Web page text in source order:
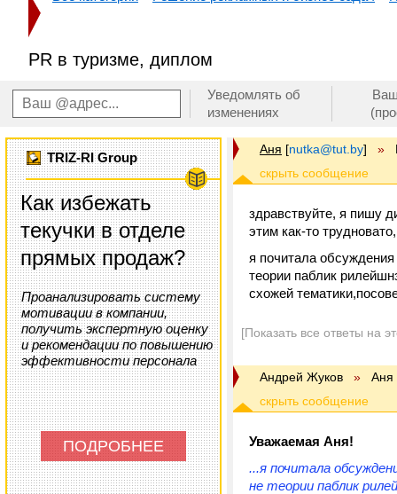
PR в туризме, диплом
Уведомлять об
изменениях
TRIZ-RI Group
Как избежать
текучки в отделе
прямых продаж?
Проанализировать систему
мотивации в компании,
получить экспертную оценку
и рекомендации по повышению
эффективности персонала
ПОДРОБНЕЕ
Аня [nutka@tut.by] »
здравствуйте, я пишу
этим как-то
я почитала
теории паблик
схожей
[Показать все ответы на
Андрей Жуков » Аня
Уважаемая Аня!
...я почитала
не теории паблик